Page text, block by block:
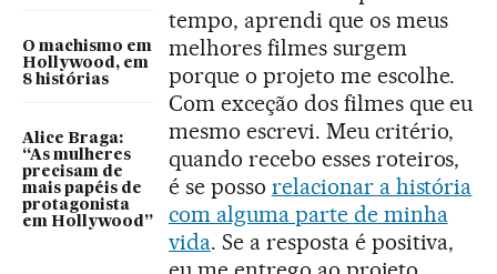
O machismo em
Hollywood, em
8 histórias
Alice Braga:
“As mulheres
precisam de
mais papéis de
protagonista
em Hollywood”
tempo, aprendi que os meus
melhores filmes surgem
porque o projeto me escolhe.
Com exceção dos filmes que eu
mesmo escrevi. Meu critério,
quando recebo esses roteiros,
é se posso relacionar a história
com alguma parte de minha
vida. Se a resposta é positiva,